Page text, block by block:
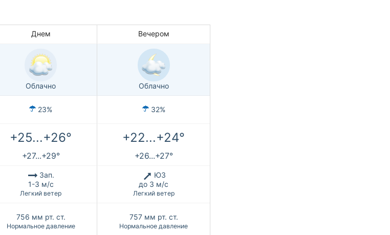
Днем Вечером
Облачно Облачно
23% 32%
+25...+26° +22...+24°
+27...+29° +26...+27°
Зап.
1-3 м/с
Легкий ветер
ЮЗ
до 3 м/с
Легкий ветер
756 мм рт. ст.
Нормальное давление
757 мм рт. ст.
Нормальное давление